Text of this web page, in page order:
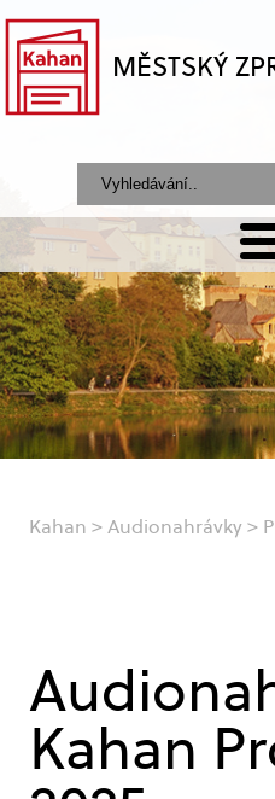
MĚSTSKÝ
Kahan >Audionahrávky>
Kahan